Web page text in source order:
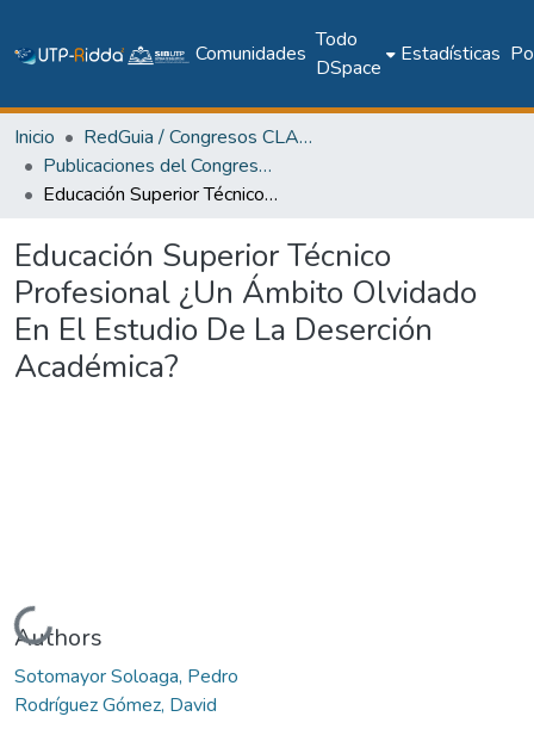
Comunidades
Todo
DSpace
Estadísticas
Inicio
RedGuia / Congresos CLABES
Publicaciones del Congreso Internacional CLABES
Educación Superior Técnico Profesional ¿Un Ámbito Olvidado En El Estudio De La Deserción Académica?
Educación Superior Técnico
Profesional ¿Un Ámbito Olvidado
En El Estudio De La Deserción
Académica?
Cargando...
Authors
Sotomayor Soloaga, Pedro
Rodríguez Gómez, David